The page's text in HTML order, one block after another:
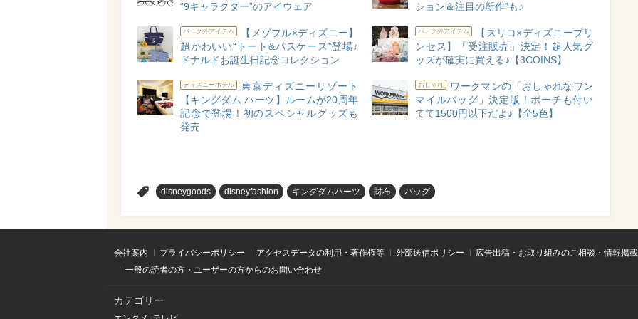
“9キャラクター”のアイウェア
ション＆注目の新作”も♪
パーク外アイテム
【メゾフル×ディズニー】
超かわいい“トート&パスケース”登場♪
ドナルドお誕生日記念コレクション
パーク外アイテム
【スリコ×ディズニープリ
ンセス】「受注販売」決定！超人気グ
ッズが確実に買える♪【3COINS】
ディズニーホテル
東京ディズニーリゾート
【キングダム ハーツ】ルームが20周年
記念で登場！初のスペシャルグッズも
発売
おしゃれ
ワークマンの「おしゃれなワン
マイルバッグ」決定版！ポーチも付い
てて1500円以下だよ♪【全5色】
disneygoods disneyfashion キングダムハーツ 財布 バッグ
会社案内 プライバシーポリシー アクセスデータの利用・著作権等 外部送信ポリシー
広告出稿・お取り組みのご相談・情報掲
一般の読者の方・ユーザーの方からのお問い合わせ
カテゴリー